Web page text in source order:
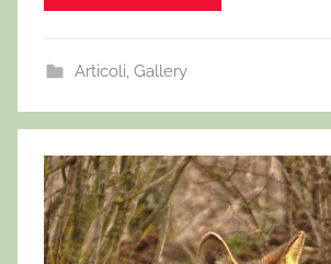
Articoli, Gallery